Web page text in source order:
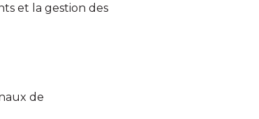
et la gestion des
de